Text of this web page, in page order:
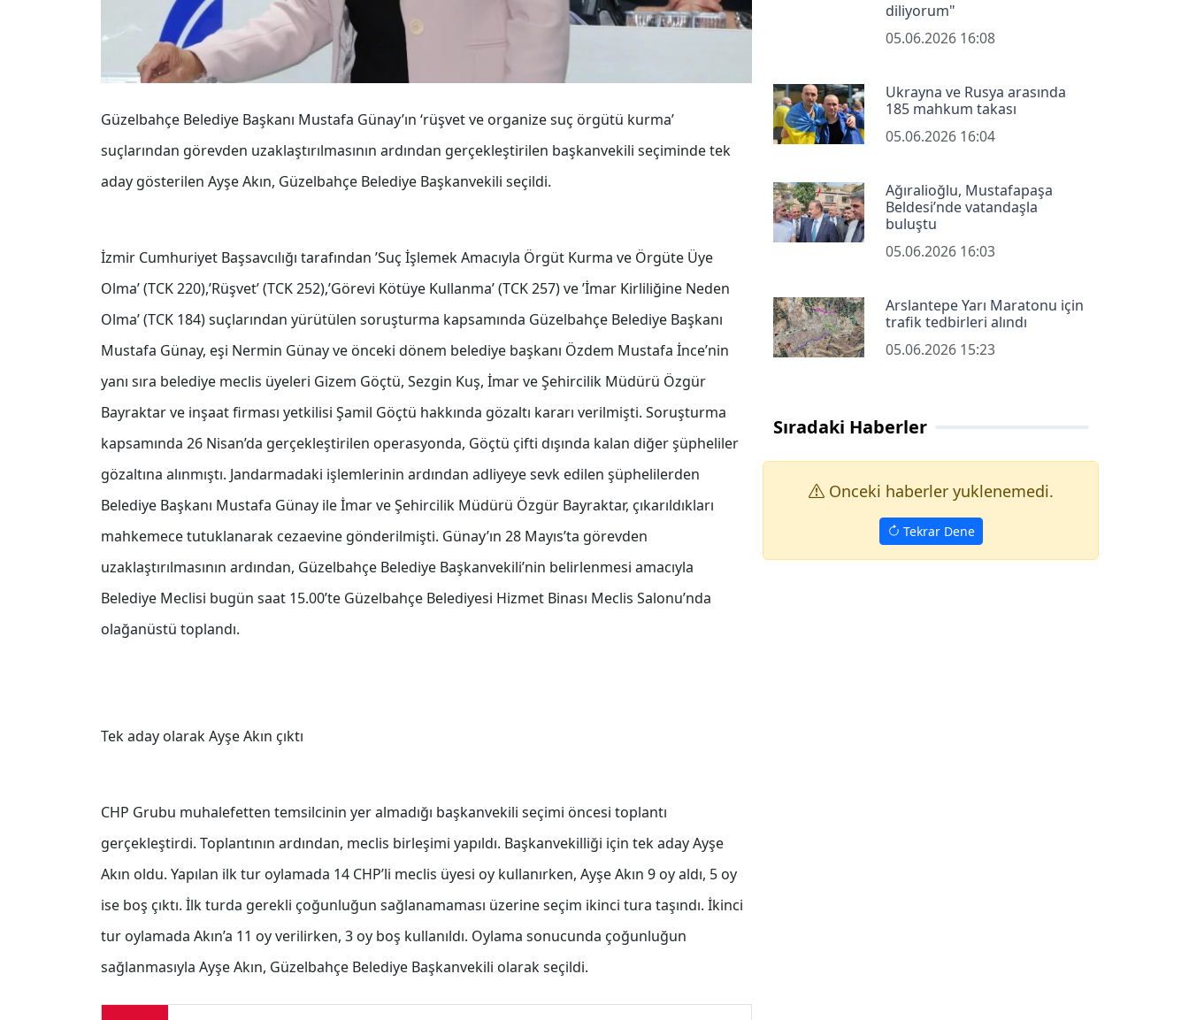
Güzelbahçe Belediye Başkanı Mustafa Günay’ın ‘rüşvet ve organize suç örgütü kurma’
suçlarından görevden uzaklaştırılmasının ardından gerçekleştirilen başkanvekili seçiminde tek
aday gösterilen Ayşe Akın, Güzelbahçe Belediye Başkanvekili seçildi.
İzmir Cumhuriyet Başsavcılığı tarafından ’Suç İşlemek Amacıyla Örgüt Kurma ve Örgüte Üye
Olma’ (TCK 220),’Rüşvet’ (TCK 252),’Görevi Kötüye Kullanma’ (TCK 257) ve ’İmar Kirliliğine Neden
Olma’ (TCK 184) suçlarından yürütülen soruşturma kapsamında Güzelbahçe Belediye Başkanı
Mustafa Günay, eşi Nermin Günay ve önceki dönem belediye başkanı Özdem Mustafa İnce’nin
yanı sıra belediye meclis üyeleri Gizem Göçtü, Sezgin Kuş, İmar ve Şehircilik Müdürü Özgür
Bayraktar ve inşaat firması yetkilisi Şamil Göçtü hakkında gözaltı kararı verilmişti. Soruşturma
kapsamında 26 Nisan’da gerçekleştirilen operasyonda, Göçtü çifti dışında kalan diğer şüpheliler
gözaltına alınmıştı. Jandarmadaki işlemlerinin ardından adliyeye sevk edilen şüphelilerden
Belediye Başkanı Mustafa Günay ile İmar ve Şehircilik Müdürü Özgür Bayraktar, çıkarıldıkları
mahkemece tutuklanarak cezaevine gönderilmişti. Günay’ın 28 Mayıs’ta görevden
uzaklaştırılmasının ardından, Güzelbahçe Belediye Başkanvekili’nin belirlenmesi amacıyla
Belediye Meclisi bugün saat 15.00’te Güzelbahçe Belediyesi Hizmet Binası Meclis Salonu’nda
olağanüstü toplandı.
Tek aday olarak Ayşe Akın çıktı
CHP Grubu muhalefetten temsilcinin yer almadığı başkanvekili seçimi öncesi toplantı
gerçekleştirdi. Toplantının ardından, meclis birleşimi yapıldı. Başkanvekilliği için tek aday Ayşe
Akın oldu. Yapılan ilk tur oylamada 14 CHP’li meclis üyesi oy kullanırken, Ayşe Akın 9 oy aldı, 5 oy
ise boş çıktı. İlk turda gerekli çoğunluğun sağlanamaması üzerine seçim ikinci tura taşındı. İkinci
tur oylamada Akın’a 11 oy verilirken, 3 oy boş kullanıldı. Oylama sonucunda çoğunluğun
sağlanmasıyla Ayşe Akın, Güzelbahçe Belediye Başkanvekili olarak seçildi.
diliyorum"
05.06.2026 16:08
Ukrayna ve Rusya arasında
185 mahkum takası
05.06.2026 16:04
Ağıralioğlu, Mustafapaşa
Beldesi’nde vatandaşla
buluştu
05.06.2026 16:03
Arslantepe Yarı Maratonu için
trafik tedbirleri alındı
05.06.2026 15:23
Sıradaki Haberler
Onceki haberler yuklenemedi.
Tekrar Dene